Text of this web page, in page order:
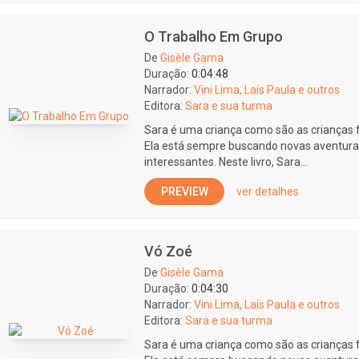
O Trabalho Em Grupo
De Gisèle Gama
Duração: 0:04:48
Narrador: Vini Lima, Laís Paula e outros
Editora: Sara e sua turma
Sara é uma criança como são as
Ela está sempre buscando novas
interessantes. Neste livro, Sara...
PREVIEW ver detalhes
Vó Zoé
De Gisèle Gama
Duração: 0:04:30
Narrador: Vini Lima, Laís Paula e outros
Editora: Sara e sua turma
Sara é uma criança como são as